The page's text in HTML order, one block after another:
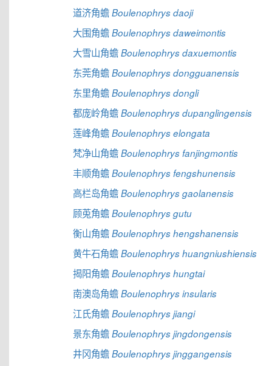
道济角蟾Boulenophrys daoji
大围角蟾Boulenophrys daweimontis
大雪山角蟾Boulenophrys daxuemontis
东莞角蟾Boulenophrys dongguanensis
东里角蟾Boulenophrys dongli
都庞岭角蟾Boulenophrys dupanglingensis
莲峰角蟾Boulenophrys elongata
梵净山角蟾Boulenophrys fanjingmontis
丰顺角蟾Boulenophrys fengshunensis
高栏岛角蟾Boulenophrys gaolanensis
顾莵角蟾Boulenophrys gutu
衡山角蟾Boulenophrys hengshanensis
黄牛石角蟾Boulenophrys huangniushiensis
揭阳角蟾Boulenophrys hungtai
南澳岛角蟾Boulenophrys insularis
江氏角蟾Boulenophrys jiangi
景东角蟾Boulenophrys jingdongensis
井冈角蟾Boulenophrys jinggangensis